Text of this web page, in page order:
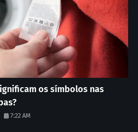
os símbolos nas
7:22 AM